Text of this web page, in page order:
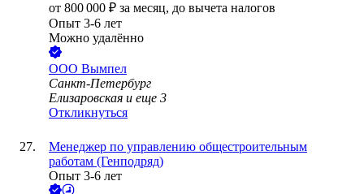
от 800 000 ₽ за месяц, до вычета налогов
Опыт 3-6 лет
Можно удалённо
ООО Вымпел
Санкт-Петербург
Елизаровская и еще 3
Откликнуться
Менеджер по управлению общестроительным
работам (Генподряд)
Опыт 3-6 лет